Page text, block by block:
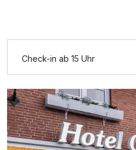
Ausstattung
Zusatznächte
Für 5 Tage
Check-in ab 15 Uhr